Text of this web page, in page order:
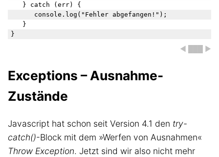
◀ ███ ▶
Exceptions – Ausnahme-
Zustände
Javascript hat schon seit Version 4.1 den try-
catch()-Block mit dem »Werfen von Ausnahmen«
Throw Exception. Jetzt sind wir also nicht mehr